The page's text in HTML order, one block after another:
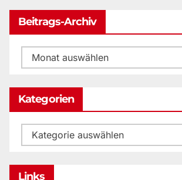
Beitrags-Archiv
Beitrags-
Archiv
Kategorien
Kategorien
Links